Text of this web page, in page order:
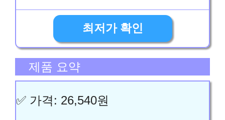
최저가 확인
제품 요약
✅ 가격: 26,540원